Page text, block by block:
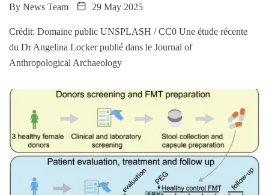
By News Team 29 May 2025
Crédit: Domaine public UNSPLASH / CC0 Une étude récente
du Dr Angelina Locker publié dans le Journal of
Anthropological Archaeology